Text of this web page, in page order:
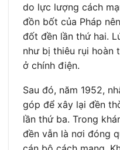
do lực lượng cách
đồn bốt của Pháp
đốt đền lần thứ hai.
như bị thiêu rụi hoàn
ở chính điện.
Sau đó, năm 1952,
góp để xây lại đền
lần thứ ba. Trong
đền vẫn là nơi đóng